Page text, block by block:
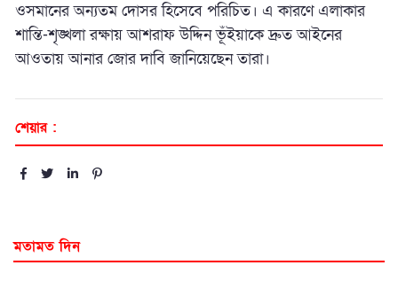
ওসমানের অন্যতম দোসর হিসেবে পরিচিত। এ কারণে এলাকার
শান্তি-শৃঙ্খলা রক্ষায় আশরাফ উদ্দিন ভূঁইয়াকে দ্রুত আইনের
আওতায় আনার জোর দাবি জানিয়েছেন তারা।
শেয়ার :
মতামত দিন